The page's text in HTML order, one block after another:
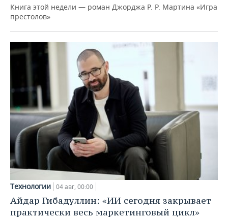
Книга этой недели — роман Джорджа Р. Р. Мартина «Игра
престолов»
Технологии 04 авг, 00:00
Айдар Гибадуллин: «ИИ сегодня закрывает
практически весь маркетинговый цикл»